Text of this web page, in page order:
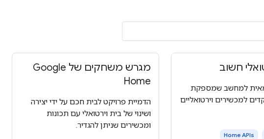
חשוב
למחשב שמספקת
למכשירים וירטואליים
Home APIs
מגרש משחקים של Google
Home
הדמיית פרויקט לבית חכם על ידי יצירה
ושינוי של בית וירטואלי עם תכונות
ומכשירים שניתן להגדיר.